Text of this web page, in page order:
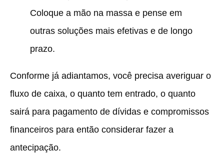
Coloque a mão na massa e pense em
outras soluções mais efetivas e de longo
prazo.
Conforme já adiantamos, você precisa averiguar o
fluxo de caixa, o quanto tem entrado, o quanto
sairá para pagamento de dívidas e compromissos
financeiros para então considerar fazer a
antecipação.